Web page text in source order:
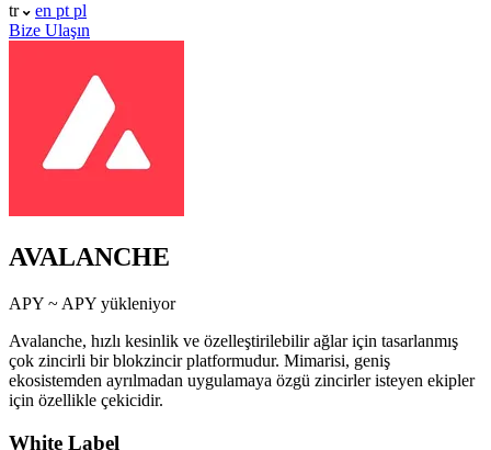
tr en pt pl
Bize Ulaşın
AVALANCHE
APY ~ APY yükleniyor
Avalanche, hızlı kesinlik ve özelleştirilebilir ağlar için tasarlanmış
çok zincirli bir blokzincir platformudur. Mimarisi, geniş
ekosistemden ayrılmadan uygulamaya özgü zincirler isteyen ekipler
için özellikle çekicidir.
White Label